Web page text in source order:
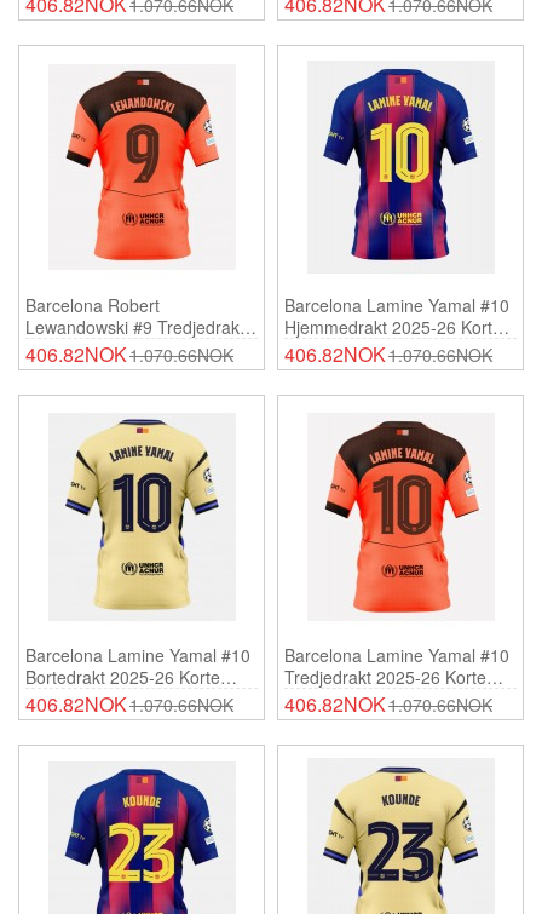
Ermer
1.070.66NOK 1.070.66NOK
Barcelona Robert
Lewandowski #9 Tredjedrakt
2025-26 Korte Ermer
406.82NOK1.070.66NOK
Barcelona Lamine Yamal #10
Hjemmedrakt 2025-26 Korte
Ermer
406.82NOK1.070.66NOK
Barcelona Lamine Yamal #10
Bortedrakt 2025-26 Korte
Ermer
406.82NOK1.070.66NOK
Barcelona Lamine Yamal #10
Tredjedrakt 2025-26 Korte
Ermer
406.82NOK1.070.66NOK